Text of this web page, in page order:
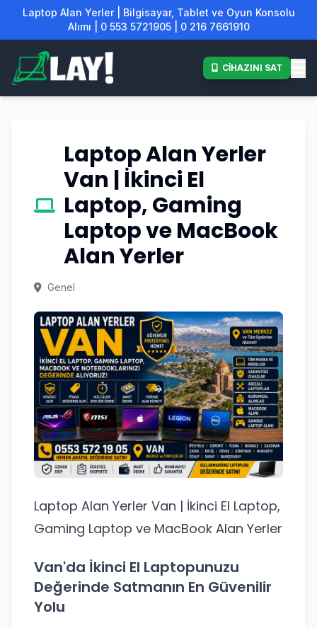
Laptop Alan Yerler | Bilgisayar, Tablet ve Oyun Konsolu
Alımı | 0 553 5721905 | 0 216 7661910
CİHAZINI SAT
Laptop Alan Yerler
Van | İkinci El
Laptop, Gaming
Laptop ve MacBook
Alan Yerler
Genel
Laptop Alan Yerler Van | İkinci El Laptop,
Gaming Laptop ve MacBook Alan Yerler
Van'da İkinci El Laptopunuzu
Değerinde Satmanın En Güvenilir
Yolu